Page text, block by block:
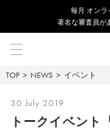
毎⽉ オンラ
著名な審査員が
TOP NEWS イベント
30 July 2019
トークイベント